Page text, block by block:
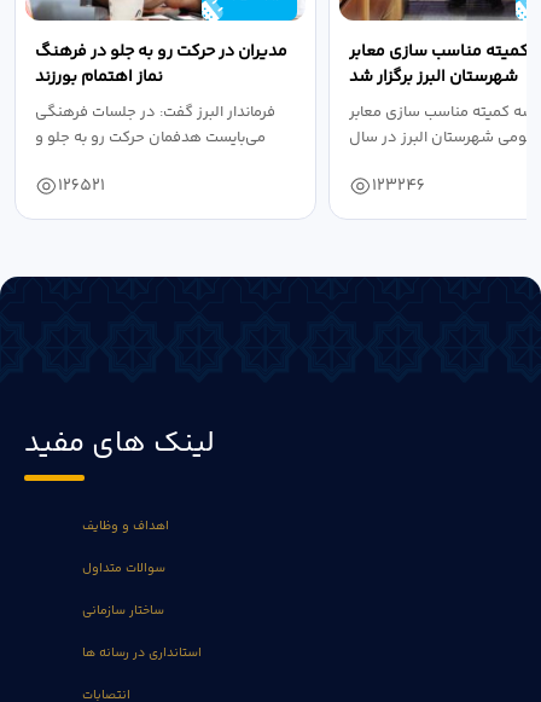
مدیران در حرکت رو به جلو در فرهنگ
نماز اهتمام بورزند
فرماندار البرز گفت: در جلسات فرهنگی
می‌بایست هدفمان حرکت رو به جلو و
126521
کمیته مناسب سازی معابر
شهرستان البرز برگزار شد
کمیته مناسب سازی معابر
شهرستان البرز در سال
123246
لینک های مفید
اهداف و وظایف
سوالات متداول
ساختار سازمانی
استانداری در رسانه ها
انتصابات